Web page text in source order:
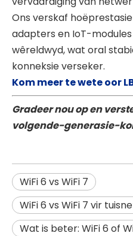
Ons verskaf
adapters en IoT-
wêreldwyd, wat oral
konneksie verseker.
Kom meer te wete oor
Gradeer nou op en
volgende-generasie-
WiFi 6 vs WiFi 7
WiFi 6 vs WiFi 7 vir
Wat is beter: WiFi 6 of